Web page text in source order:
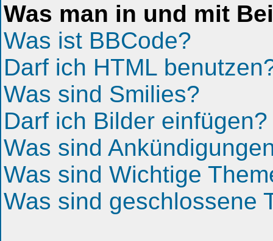
Was man in und mit
Was ist BBCode?
Darf ich HTML
Was sind Smilies?
Darf ich Bilder einfügen?
Was sind
Was sind Wichtige
Was sind geschlossene